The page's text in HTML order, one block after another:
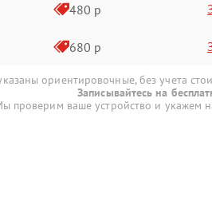
480 р
680 р
ориентировочные, без учета
Записывайтесь на
проверим ваше устройство и укажем